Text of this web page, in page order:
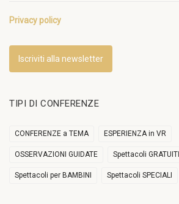
Privacy policy
Iscriviti alla newsletter
TIPI DI CONFERENZE
CONFERENZE a TEMA ESPERIENZA in VR
OSSERVAZIONI GUIDATE Spettacoli GRATUITI
Spettacoli per BAMBINI Spettacoli SPECIALI